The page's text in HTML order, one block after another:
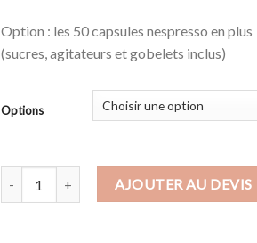
Option : les 50 capsules nespresso en plus
(sucres, agitateurs et gobelets inclus)
Options
quantité de MACHINE A CAFE MACS
AJOUTER AU DEVIS